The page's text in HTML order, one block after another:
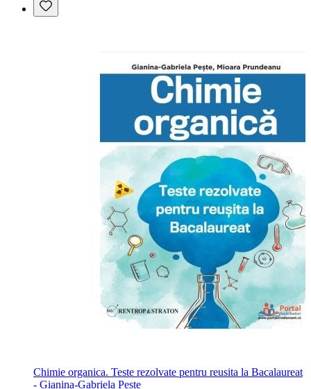
Chimie organica. Teste rezolvate pentru reusita la Bacalaureat
- Gianina-Gabriela Peste